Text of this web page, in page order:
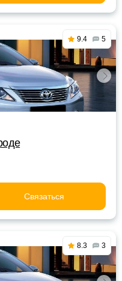
9.4 5
Связаться
8.3 3